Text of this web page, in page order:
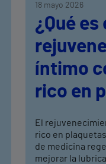
18 mayo 2026
¿Qué es
íntimo
rico en
El
rico en
de medicina
mejorar la